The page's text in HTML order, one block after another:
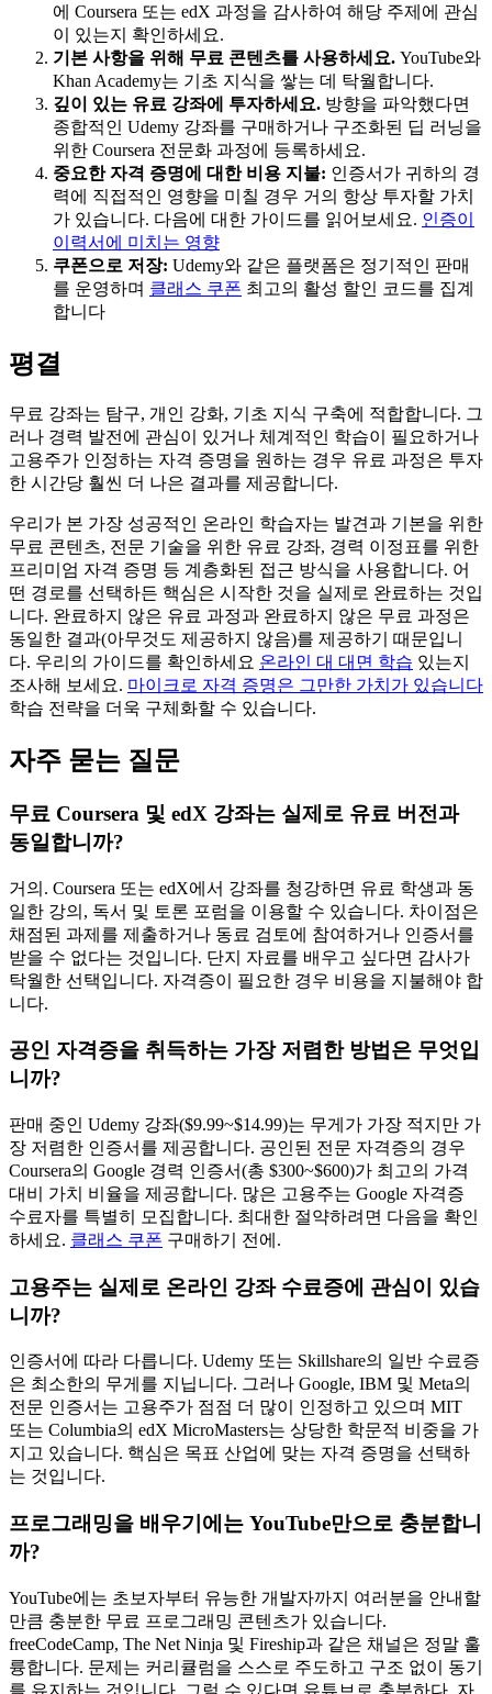
에 Coursera 또는 edX 과정을 감사하여 해당 주제에 관심
이 있는지 확인하세요.
기본 사항을 위해 무료 콘텐츠를 사용하세요. YouTube와
Khan Academy는 기초 지식을 쌓는 데 탁월합니다.
깊이 있는 유료 강좌에 투자하세요. 방향을 파악했다면
종합적인 Udemy 강좌를 구매하거나 구조화된 딥 러닝을
위한 Coursera 전문화 과정에 등록하세요.
중요한 자격 증명에 대한 비용 지불: 인증서가 귀하의 경
력에 ​​직접적인 영향을 미칠 경우 거의 항상 투자할 가치
가 있습니다. 다음에 대한 가이드를 읽어보세요. 인증이
이력서에 미치는 영향
쿠폰으로 저장: Udemy와 같은 플랫폼은 정기적인 판매
를 운영하며 클래스 쿠폰 최고의 활성 할인 코드를 집계
합니다
평결
무료 강좌는 탐구, 개인 강화, 기초 지식 구축에 적합합니다. 그
러나 경력 발전에 관심이 있거나 체계적인 학습이 필요하거나
고용주가 인정하는 자격 증명을 원하는 경우 유료 과정은 투자
한 시간당 훨씬 더 나은 결과를 제공합니다.
우리가 본 가장 성공적인 온라인 학습자는 발견과 기본을 위한
무료 콘텐츠, 전문 기술을 위한 유료 강좌, 경력 이정표를 위한
프리미엄 자격 증명 등 계층화된 접근 방식을 사용합니다. 어
떤 경로를 선택하든 핵심은 시작한 것을 실제로 완료하는 것입
니다. 완료하지 않은 유료 과정과 완료하지 않은 무료 과정은
동일한 결과(아무것도 제공하지 않음)를 제공하기 때문입니
다. 우리의 가이드를 확인하세요 온라인 대 대면 학습 있는지
조사해 보세요. 마이크로 자격 증명은 그만한 가치가 있습니다
학습 전략을 더욱 구체화할 수 있습니다.
자주 묻는 질문
무료 Coursera 및 edX 강좌는 실제로 유료 버전과
동일합니까?
거의. Coursera 또는 edX에서 강좌를 청강하면 유료 학생과 동
일한 강의, 독서 및 토론 포럼을 이용할 수 있습니다. 차이점은
채점된 과제를 제출하거나 동료 검토에 참여하거나 인증서를
받을 수 없다는 것입니다. 단지 자료를 배우고 싶다면 감사가
탁월한 선택입니다. 자격증이 필요한 경우 비용을 지불해야 합
니다.
공인 자격증을 취득하는 가장 저렴한 방법은 무엇입
니까?
판매 중인 Udemy 강좌($9.99~$14.99)는 무게가 가장 적지만 가
장 저렴한 인증서를 제공합니다. 공인된 전문 자격증의 경우
Coursera의 Google 경력 인증서(총 $300~$600)가 최고의 가격
대비 가치 비율을 제공합니다. 많은 고용주는 Google 자격증
수료자를 특별히 모집합니다. 최대한 절약하려면 다음을 확인
하세요. 클래스 쿠폰 구매하기 전에.
고용주는 실제로 온라인 강좌 수료증에 관심이 있습
니까?
인증서에 따라 다릅니다. Udemy 또는 Skillshare의 일반 수료증
은 최소한의 무게를 지닙니다. 그러나 Google, IBM 및 Meta의
전문 인증서는 고용주가 점점 더 많이 인정하고 있으며 MIT
또는 Columbia의 edX MicroMasters는 상당한 학문적 비중을 가
지고 있습니다. 핵심은 목표 산업에 맞는 자격 증명을 선택하
는 것입니다.
프로그래밍을 배우기에는 YouTube만으로 충분합니
까?
YouTube에는 초보자부터 유능한 개발자까지 여러분을 안내할
만큼 충분한 무료 프로그래밍 콘텐츠가 있습니다.
freeCodeCamp, The Net Ninja 및 Fireship과 같은 채널은 정말 훌
륭합니다. 문제는 커리큘럼을 스스로 주도하고 구조 없이 동기
를 유지하는 것입니다. 그럴 수 있다면 유튜브로 충분하다. 자